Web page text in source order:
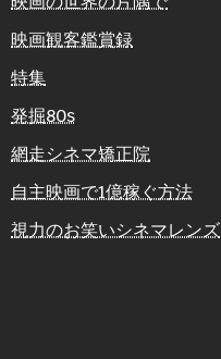
映画観客鑑賞録
特集
発掘80s
網走シネマ矯正院
自主映画で1億稼ぐ方法
視力のお笑いシネマレンズ